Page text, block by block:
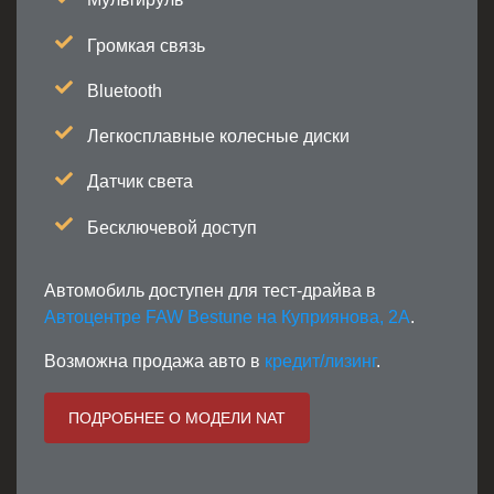
Громкая связь
Bluetooth
Легкосплавные колесные диски
Датчик света
Бесключевой доступ
Автомобиль доступен для тест-драйва в
Автоцентре FAW Bestune на Куприянова, 2А.
Возможна продажа авто в кредит/лизинг.
ПОДРОБНЕЕ О МОДЕЛИ NAT